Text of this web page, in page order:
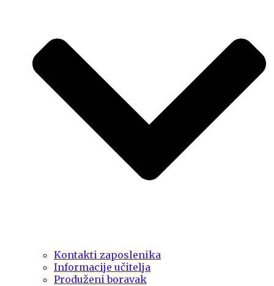
Kontakti zaposlenika
Informacije učitelja
Produženi boravak